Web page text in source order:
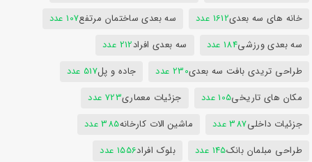
خانه های سه بعدی1612 عدد سه بعدی ساختمان مرتفع107 عدد
سه بعدی ورزشی184 عدد سه بعدی افراد212 عدد
طراحی تریدی بافت سه بعدی230 عدد جاده و پل517 عدد
مکان های تاریخی105 عدد جزئیات معماری723 عدد
جزئیات داخلی387 عدد ماشین الات کارخانه385 عدد
طراحی مبلمان بانک145 عدد بلوک افراد1556 عدد